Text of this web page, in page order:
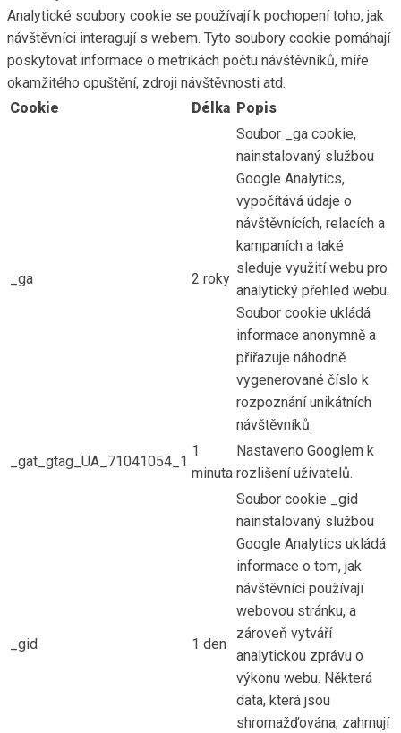
Analytické soubory cookie se používají k pochopení toho, jak
návštěvníci interagují s webem. Tyto soubory cookie pomáhají
poskytovat informace o metrikách počtu návštěvníků, míře
okamžitého opuštění, zdroji návštěvnosti atd.
Cookie
Délka Popis
_ga 2 roky
Soubor _ga cookie,
nainstalovaný službou
Google Analytics,
vypočítává údaje o
návštěvnících, relacích a
kampaních a také
sleduje využití webu pro
analytický přehled webu.
Soubor cookie ukládá
informace anonymně a
přiřazuje náhodně
vygenerované číslo k
rozpoznání unikátních
návštěvníků.
_gat_gtag_UA_71041054_1
1
minuta
Nastaveno Googlem k
rozlišení uživatelů.
_gid 1 den
Soubor cookie _gid
nainstalovaný službou
Google Analytics ukládá
informace o tom, jak
návštěvníci používají
webovou stránku, a
zároveň vytváří
analytickou zprávu o
výkonu webu. Některá
data, která jsou
shromažďována, zahrnují